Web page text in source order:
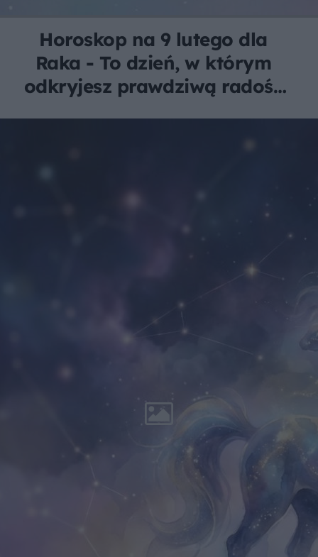
Horoskop na 9 lutego dla
Raka - To dzień, w którym
odkryjesz prawdziwą radość